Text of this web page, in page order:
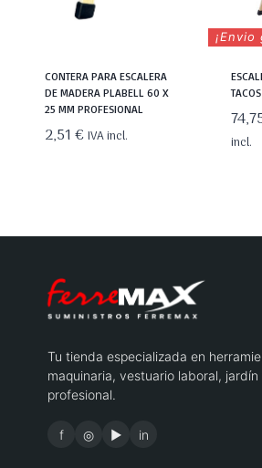
CONTERA PARA ESCALERA
DE MADERA PLABELL 60 X
25 MM PROFESIONAL
2,51€ IVA incl.
¡Envio
incl.
Tu tienda especializada en
maquinaria, vestuario laboral,
profesional.
f ◎ ▶ in